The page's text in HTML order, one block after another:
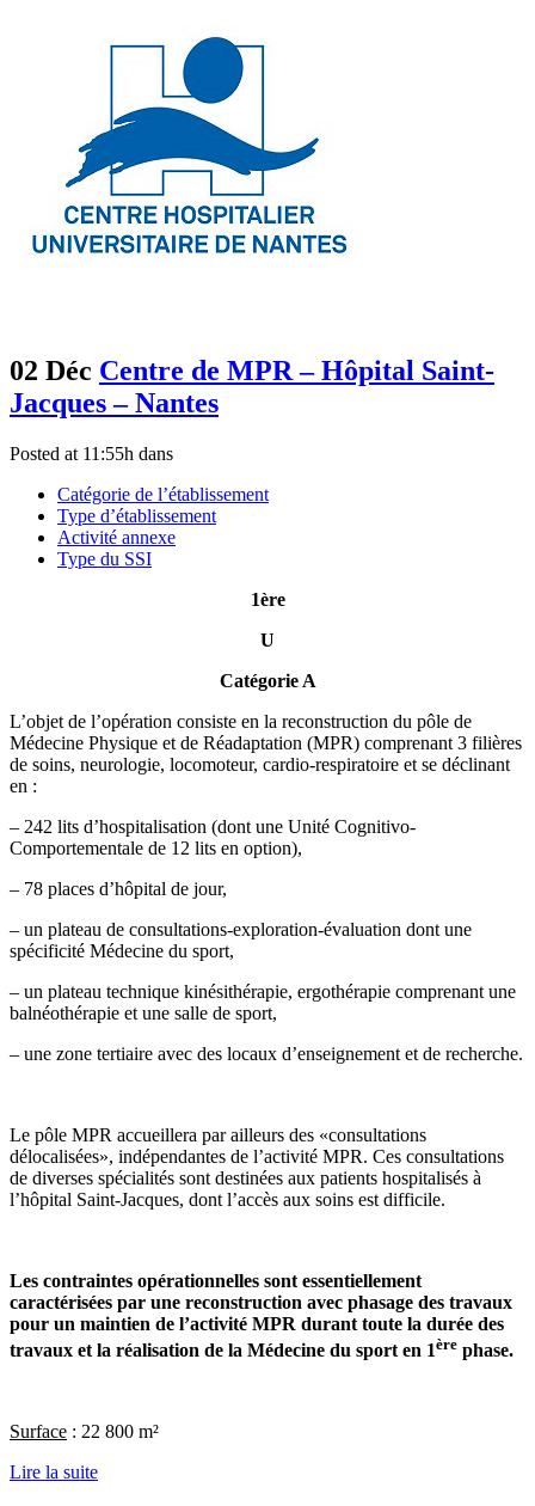
02 Déc Centre de MPR – Hôpital Saint-
Jacques – Nantes
Posted at 11:55h dans
Catégorie de l’établissement
Type d’établissement
Activité annexe
Type du SSI
1ère
U
Catégorie A
L’objet de l’opération consiste en la reconstruction du pôle de
Médecine Physique et de Réadaptation (MPR) comprenant 3 filières
de soins, neurologie, locomoteur, cardio-respiratoire et se déclinant
en :
– 242 lits d’hospitalisation (dont une Unité Cognitivo-
Comportementale de 12 lits en option),
– 78 places d’hôpital de jour,
– un plateau de consultations-exploration-évaluation dont une
spécificité Médecine du sport,
– un plateau technique kinésithérapie, ergothérapie comprenant une
balnéothérapie et une salle de sport,
– une zone tertiaire avec des locaux d’enseignement et de recherche.
Le pôle MPR accueillera par ailleurs des «consultations
délocalisées», indépendantes de l’activité MPR. Ces consultations
de diverses spécialités sont destinées aux patients hospitalisés à
l’hôpital Saint-Jacques, dont l’accès aux soins est difficile.
Les contraintes opérationnelles sont essentiellement
caractérisées par une reconstruction avec phasage des travaux
pour un maintien de l’activité MPR durant toute la durée des
travaux et la réalisation de la Médecine du sport en 1ère phase.
Surface : 22 800 m²
Lire la suite